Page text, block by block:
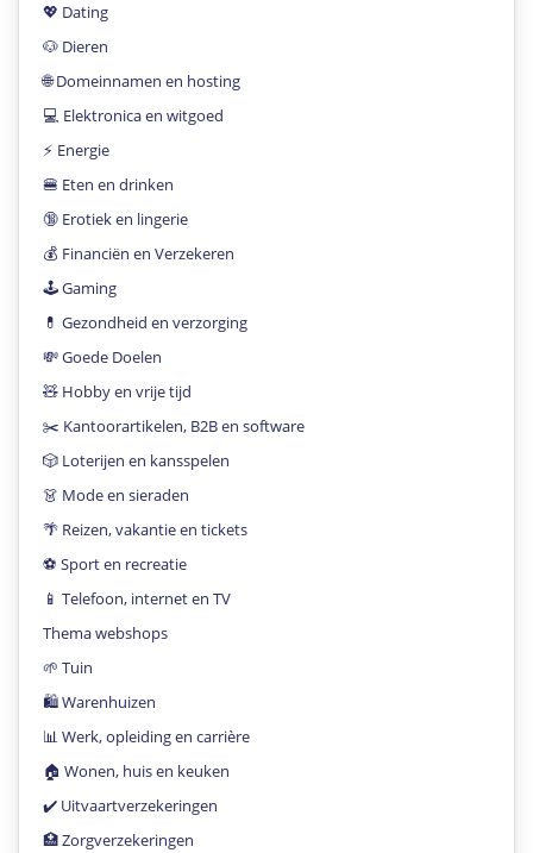
💖 Dating
🐶 Dieren
🌐 Domeinnamen en hosting
💻 Elektronica en witgoed
⚡️ Energie
🍔 Eten en drinken
🔞 Erotiek en lingerie
💰 Financiën en Verzekeren
🕹 Gaming
💊 Gezondheid en verzorging
💸 Goede Doelen
🧸 Hobby en vrije tijd
✂️ Kantoorartikelen, B2B en software
🎲 Loterijen en kansspelen
👗 Mode en sieraden
🌴 Reizen, vakantie en tickets
⚽️ Sport en recreatie
📱 Telefoon, internet en TV
Thema webshops
🌱 Tuin
🛍 Warenhuizen
📊 Werk, opleiding en carrière
🏠 Wonen, huis en keuken
✔️ Uitvaartverzekeringen
🏥 Zorgverzekeringen